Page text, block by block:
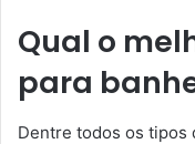
Qual o
para
Dentre todos os tipos